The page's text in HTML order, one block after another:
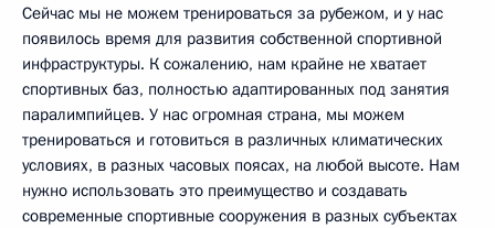
Сейчас мы не можем тренироваться за рубежом, и у нас
появилось время для развития собственной спортивной
инфраструктуры. К сожалению, нам крайне не хватает
спортивных баз, полностью адаптированных под занятия
паралимпийцев. У нас огромная страна, мы можем
тренироваться и готовиться в различных климатических
условиях, в разных часовых поясах, на любой высоте. Нам
нужно использовать это преимущество и создавать
современные спортивные сооружения в разных субъектах